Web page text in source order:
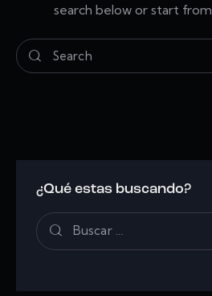
search below or start from
¿Qué estas buscando?